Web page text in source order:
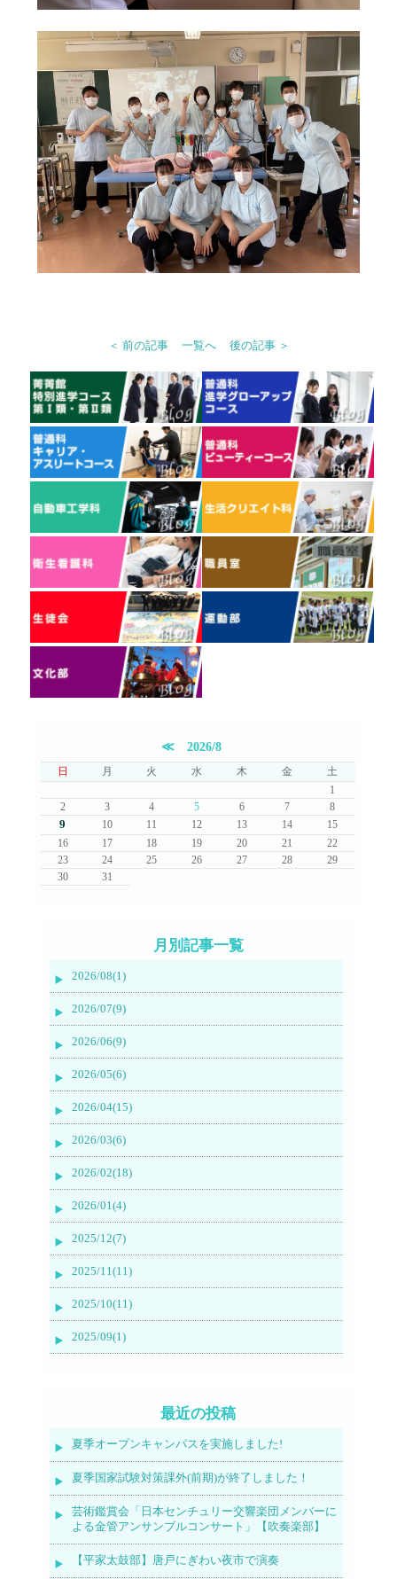
＜ 前の記事 一覧へ 後の記事 ＞
≪ 2026/8
日 月 火 水 木 金
土
1
2
3 4 5 6 7 8
9 10 11 12 13 14
15
16
17 18 19 20 21
22
23
24 25 26 27 28
29
30
31
月別記事一覧
2026/08(1)
2026/07(9)
2026/06(9)
2026/05(6)
2026/04(15)
2026/03(6)
2026/02(18)
2026/01(4)
2025/12(7)
2025/11(11)
2025/10(11)
2025/09(1)
最近の投稿
夏季オープンキャンパスを実施しました!
夏季国家試験対策課外(前期)が終了しました！
芸術鑑賞会「日本センチュリー交響楽団メンバーに
よる金管アンサンブルコンサート」【吹奏楽部】
【平家太鼓部】唐戸にぎわい夜市で演奏